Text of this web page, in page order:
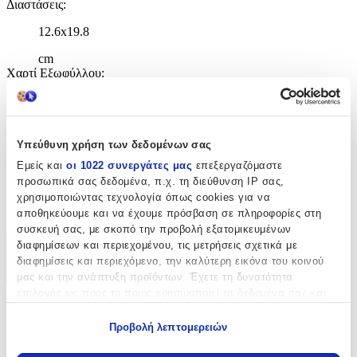
Υπεύθυνη χρήση των δεδομένων σας
Εμείς και οι 1022 συνεργάτες μας επεξεργαζόμαστε
προσωπικά σας δεδομένα, π.χ. τη διεύθυνση IP σας,
χρησιμοποιώντας τεχνολογία όπως cookies για να
αποθηκεύουμε και να έχουμε πρόσβαση σε πληροφορίες στη
συσκευή σας, με σκοπό την προβολή εξατομικευμένων
διαφημίσεων και περιεχομένου, τις μετρήσεις σχετικά με
διαφημίσεις και περιεχόμενο, την καλύτερη εικόνα του κοινού
μας και την ανάπτυξη προϊόντων. Έχετε τη δυνατότητα
Προβολή λεπτομερειών
Διαστάσεις:
12.6x19.8
cm
Χαρτί Εξωφύλλου:
Αγγλικά
ISBN:
9780751544220
Χαρακτηριστικά
+